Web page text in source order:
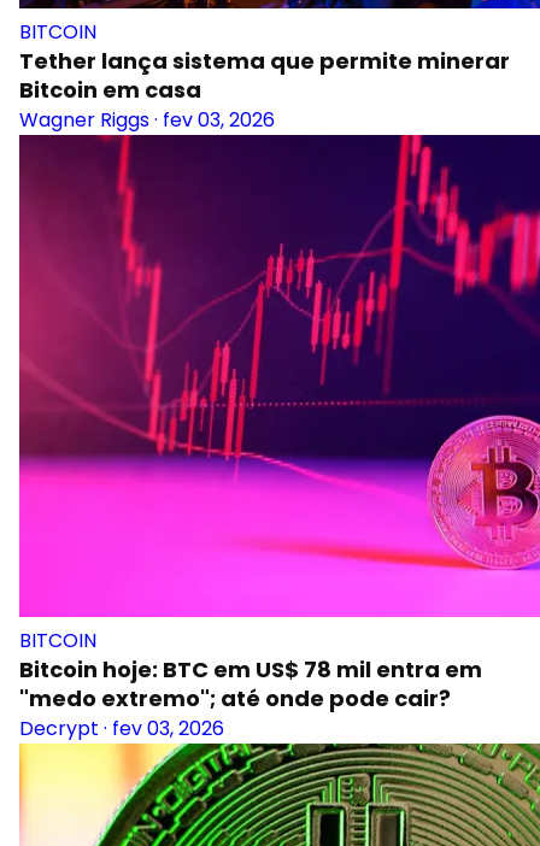
BITCOIN
Tether lança sistema que permite minerar
Bitcoin em casa
Wagner Riggs· fev 03, 2026
BITCOIN
Bitcoin hoje: BTC em US$ 78 mil entra em
"medo extremo"; até onde pode cair?
Decrypt · fev 03, 2026